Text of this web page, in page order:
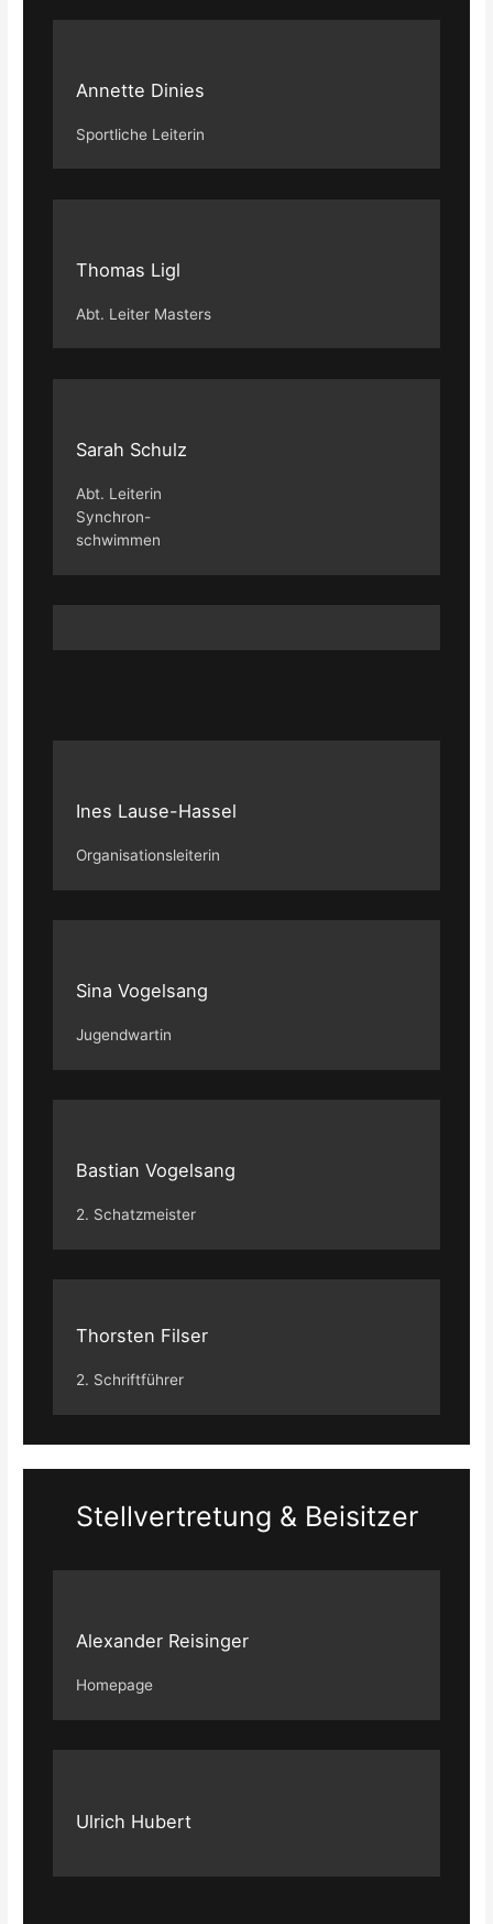
Annette Dinies
Sportliche Leiterin
Thomas Ligl
Abt. Leiter Masters
Sarah Schulz
Abt. Leiterin
Synchron-
schwimmen
Ines Lause-Hassel
Organisationsleiterin
Sina Vogelsang
Jugendwartin
Bastian Vogelsang
2. Schatzmeister
Thorsten Filser
2. Schriftführer
Stellvertretung & Beisitzer
Alexander Reisinger
Homepage
Ulrich Hubert